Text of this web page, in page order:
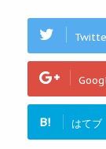
B! はてブ